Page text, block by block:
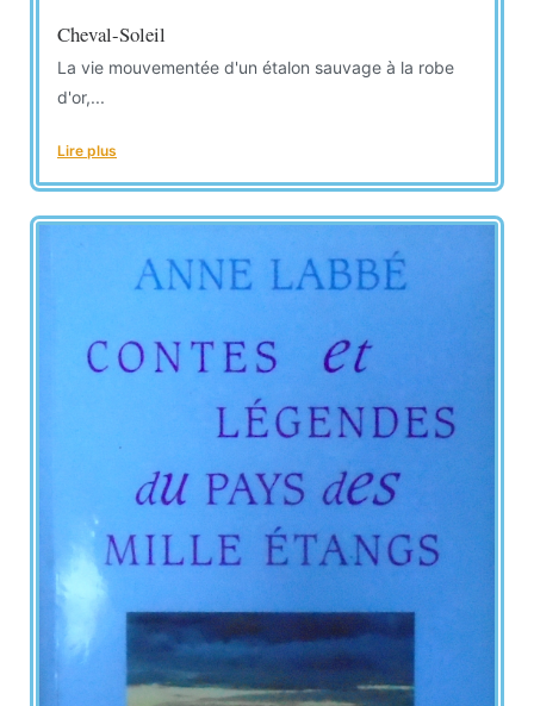
Cheval-Soleil
La vie mouvementée d'un étalon sauvage à la robe
d'or,...
Lire plus